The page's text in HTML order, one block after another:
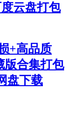
云盘打包
+高品质
版合集打包
盘下载